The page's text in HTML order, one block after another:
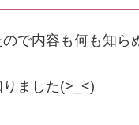
で内容も何も知ら
ました(>_<)